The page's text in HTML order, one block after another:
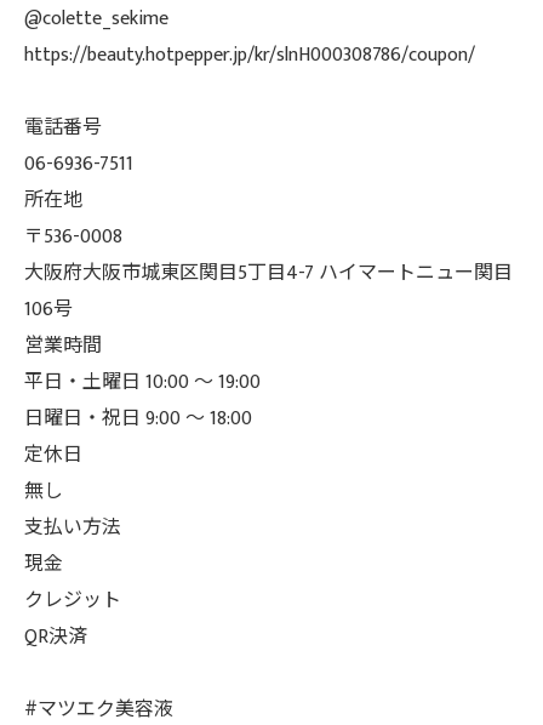
@colette_sekime
https://beauty.hotpepper.jp/kr/slnH000308786/coupon/
電話番号
06-6936-7511
所在地
〒536-0008
大阪府大阪市城東区関目5丁目4-7 ハイマートニュー関目
106号
営業時間
平日・土曜日 10:00 ～ 19:00
日曜日・祝日 9:00 ～ 18:00
定休日
無し
支払い方法
現金
クレジット
QR決済
#マツエク美容液